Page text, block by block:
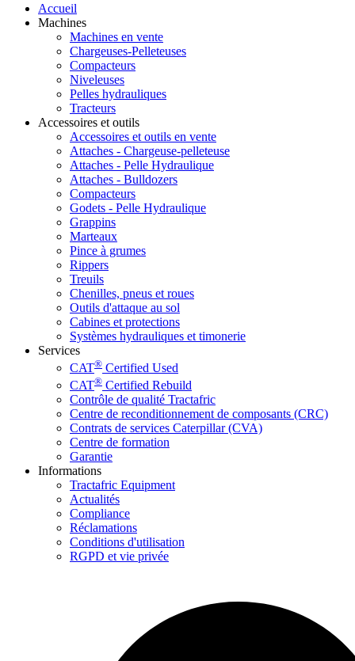
Accueil
Machines
Machines en vente
Chargeuses-Pelleteuses
Compacteurs
Niveleuses
Pelles hydrauliques
Tracteurs
Accessoires et outils
Accessoires et outils en vente
Attaches - Chargeuse-pelleteuse
Attaches - Pelle Hydraulique
Attaches - Bulldozers
Compacteurs
Godets - Pelle Hydraulique
Grappins
Marteaux
Pince à grumes
Rippers
Treuils
Chenilles, pneus et roues
Outils d'attaque au sol
Cabines et protections
Systèmes hydrauliques et timonerie
Services
CAT® Certified Used
CAT® Certified Rebuild
Contrôle de qualité Tractafric
Centre de reconditionnement de composants (CRC)
Contrats de services Caterpillar (CVA)
Centre de formation
Garantie
Informations
Tractafric Equipment
Actualités
Compliance
Réclamations
Conditions d'utilisation
RGPD et vie privée